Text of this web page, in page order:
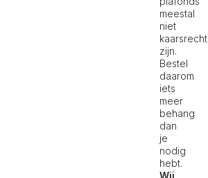
meestal
niet
kaarsrecht
zijn.
Bestel
daarom
iets
meer
behang
dan
je
nodig
hebt.
Wij